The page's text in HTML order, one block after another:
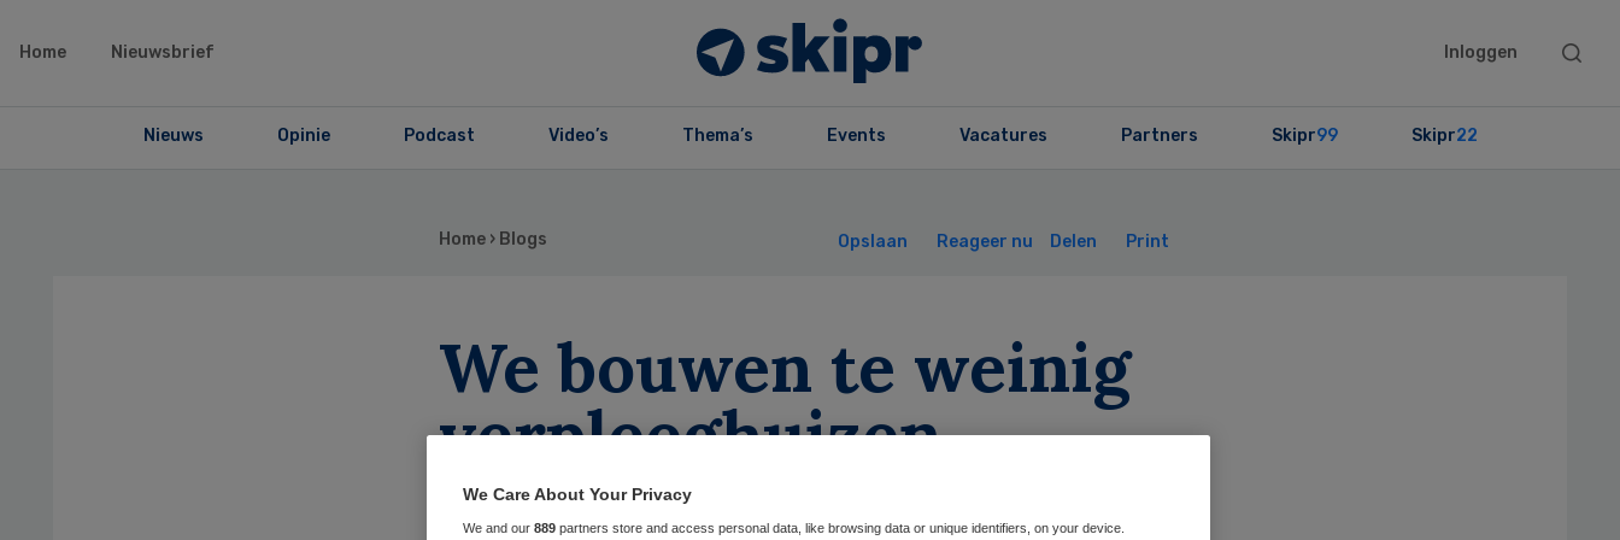
Home Nieuwsbrief Inloggen
Search
Nieuws Opinie Podcast Video’s Thema’s Events Vacatures Partners Skipr99 Skipr22
Home › Blogs Opslaan Reageer nu Delen Print
We bouwen te weinig
verpleeghuizen
We Care About Your Privacy
We and our 889 partners store and access personal data, like browsing data or unique identifiers, on your device.